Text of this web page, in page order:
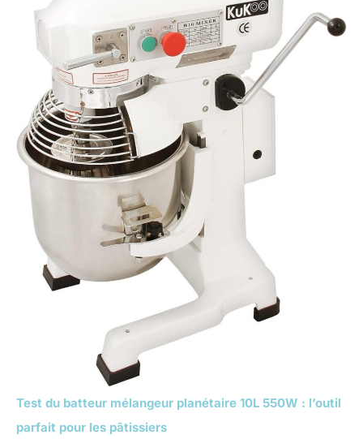
Test du batteur mélangeur planétaire 10L 550W : l’outil
parfait pour les pâtissiers